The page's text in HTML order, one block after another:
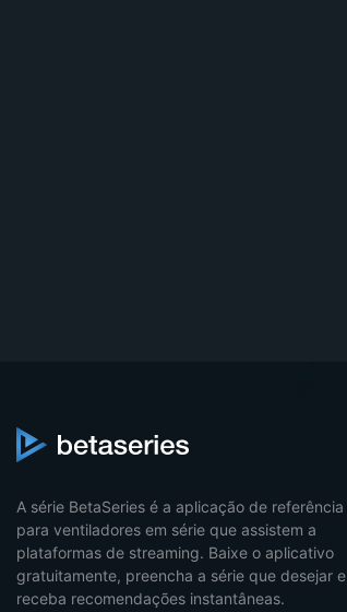
A série BetaSeries é a aplicação de referência
para ventiladores em série que assistem a
plataformas de streaming. Baixe o aplicativo
gratuitamente, preencha a série que desejar e
receba recomendações instantâneas.